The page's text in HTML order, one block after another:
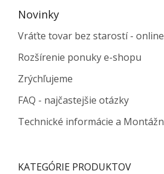
Novinky
Vráťte tovar bez starostí -
Rozšírenie ponuky e-shopu
Zrýchľujeme
FAQ - najčastejšie otázky
Technické informácie a
KATEGÓRIE PRODUKTOV